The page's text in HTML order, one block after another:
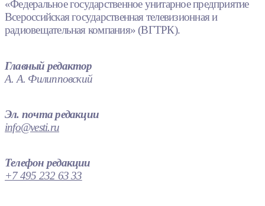
«Федеральное государственное унитарное предприятие
Всероссийская государственная телевизионная и
радиовещательная компания» (ВГТРК).
Главный редактор
А. А. Филипповский
Эл. почта редакции
info@vesti.ru
Телефон редакции
+7 495 232 63 33